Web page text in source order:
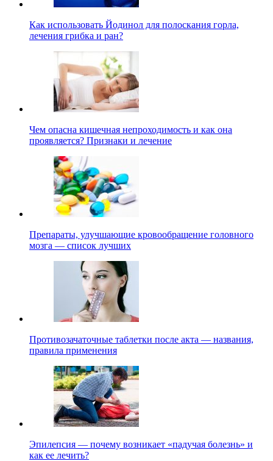
Как использовать Йодинол для полоскания горла,
лечения грибка и ран?
Чем опасна кишечная непроходимость и как она
проявляется? Признаки и лечение
Препараты, улучшающие кровообращение головного
мозга — список лучших
Противозачаточные таблетки после акта — названия,
правила применения
Эпилепсия — почему возникает «падучая болезнь» и
как ее лечить?